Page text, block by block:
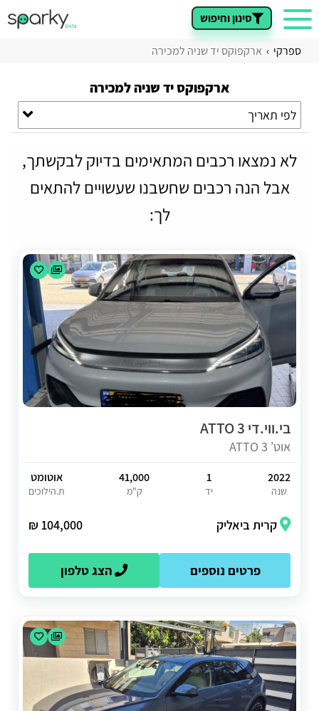
ספרקי ארקפוקס יד שניה למכירה
סינון וחיפוש
ארקפוקס יד שניה למכירה
לפי תאריך
לא נמצאו רכבים המתאימים בדיוק לבקשתך,
אבל הנה רכבים שחשבנו שעשויים להתאים
לך:
בי.ווי.די ATTO 3
אוט' ATTO 3
2022
שנה
1
יד
41,000
ק"מ
אוטומט
ת.הילוכים
קרית ביאליק 104,000 ₪
פרטים נוספים הצג טלפון